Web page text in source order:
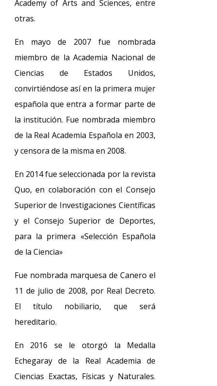
Academy of Arts and Sciences, entre
otras.
En mayo de 2007 fue nombrada
miembro de la Academia Nacional de
Ciencias de Estados Unidos,
convirtiéndose así en la primera mujer
española que entra a formar parte de
la institución. Fue nombrada miembro
de la Real Academia Española en 2003,
y censora de la misma en 2008.
En 2014 fue seleccionada por la revista
Quo, en colaboración con el Consejo
Superior de Investigaciones Científicas
y el Consejo Superior de Deportes,
para la primera «Selección Española
de la Ciencia»
Fue nombrada marquesa de Canero el
11 de julio de 2008, por Real Decreto.
El título nobiliario, que será
hereditario.
En 2016 se le otorgó la Medalla
Echegaray de la Real Academia de
Ciencias Exactas, Físicas y Naturales.